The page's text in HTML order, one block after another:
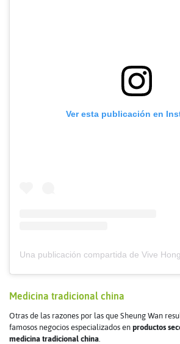
Ver esta publicación en
Una publicación compartida de Vive
Medicina tradicional china
Otras de las razones por las que Sheung Wan
famosos negocios especializados en productos
medicina tradicional china